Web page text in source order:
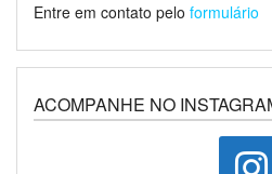
Entre em contato pelo formulário
ACOMPANHE NO